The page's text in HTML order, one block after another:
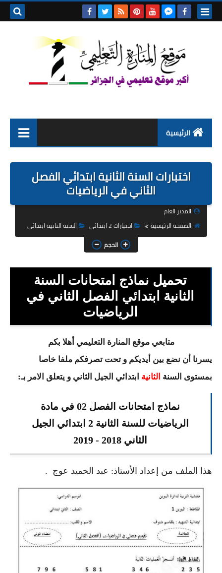
الرئيسية
التربية التحضيرية
السنة الاولى ابتدائي
السنة الثانية ابتدائي
السنة الثالثة ابتدائي
السنة الرابعة ابتدائي
السنة الخامسة ابتدائي
شهادة التعليم الابتدائي
تزيين القسم
التعليم المتوسط
السنة الاولى متوسط
السنة الثانية متوسط
السنة الثالثة متوسط
السنة الرابعة متوسط
شهادة التعليم المتوسط
بنك الفروض و الاختبارات
محفظة الأستاذ
بنك مذكرات الاستاذ
بنك التوزيعات الشهرية
اختبارات السنة الثانية ابتدائي الفصل
الثاني في الرياضيات
المدير العام
الصفحة الرئيسية
اختبارات 2 ابتدائي
السنة الثانية ابتدائي
الحجم
تحميل نماذج امتحانات السنة
الثانية ابتدائي الفصل الثاني في
الرياضيات
متابعي موقع المنارة التعليمي أهلا بكم
يسرنا أن نضع بين أيديكم و تحت تصرفكم ملفا خاصا
بمستوى السنة الثانية ابتدائي الجيل الثاني و يتعلق الامر بـ:
نماذج امتحانات الفصل 02 في مادة
الرياضيات للسنة الثانية 2 ابتدائي الجيل
الثاني 2018 - 2019
هذا الملف من إعداد الأستاذ: عبد الحميد عوج .